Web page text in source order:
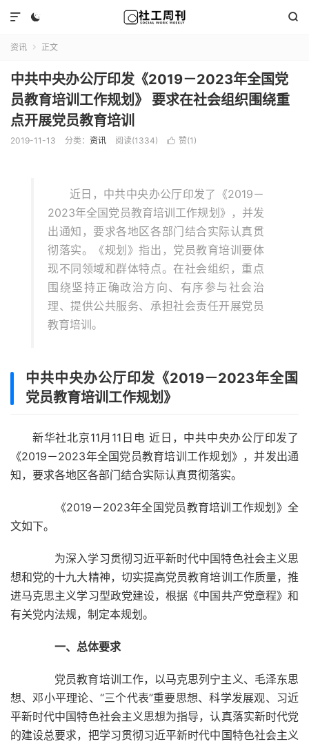
 

资讯  正文
中共中央办公厅印发《2019－2023年全国党
员教育培训工作规划》 要求在社会组织围绕重
点开展党员教育培训
2019-11-13 分类： 资讯 阅读(1334)  赞(1 )
近日，中共中央办公厅印发了《2019－
2023年全国党员教育培训工作规划》，并发
出通知，要求各地区各部门结合实际认真贯
彻落实。《规划》指出，党员教育培训要体
现不同领域和群体特点。在社会组织，重点
围绕坚持正确政治方向、有序参与社会治
理、提供公共服务、承担社会责任开展党员
教育培训。
中共中央办公厅印发《2019－2023年全国
党员教育培训工作规划》
新华社北京11月11日电 近日，中共中央办公厅印发了
《2019－2023年全国党员教育培训工作规划》，并发出通
知，要求各地区各部门结合实际认真贯彻落实。
《2019－2023年全国党员教育培训工作规划》全
文如下。
为深入学习贯彻习近平新时代中国特色社会主义思
想和党的十九大精神，切实提高党员教育培训工作质量，推
进马克思主义学习型政党建设，根据《中国共产党章程》和
有关党内法规，制定本规划。
一、总体要求
党员教育培训工作，以马克思列宁主义、毛泽东思
想、邓小平理论、“三个代表”重要思想、科学发展观、习近
平新时代中国特色社会主义思想为指导，认真落实新时代党
的建设总要求，把学习贯彻习近平新时代中国特色社会主义